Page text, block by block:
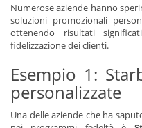
Numerose aziende hanno
soluzioni promozionali
ottenendo risultati
fidelizzazione dei clienti.
Esempio 1:
personalizzate
Una delle aziende che ha